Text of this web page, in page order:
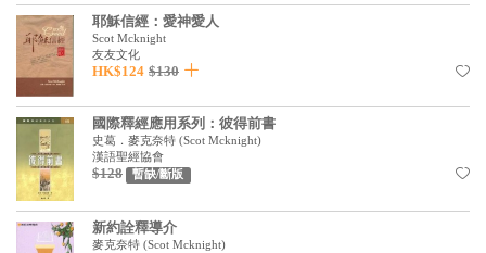
耶穌信經：愛神愛人
Scot Mcknight
友友文化
HK$124 $130
國際釋經應用系列：彼得前書
史葛．麥克奈特 (Scot Mcknight)
漢語聖經協會
$128 暫缺/斷版
新約詮釋導介
麥克奈特 (Scot Mcknight)